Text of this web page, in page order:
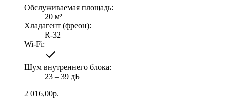
Обслуживаемая площадь:
20 м²
Хладагент (фреон):
R-32
Wi-Fi:
Шум внутреннего блока:
23 ‒ 39 дБ
2 016,00р.